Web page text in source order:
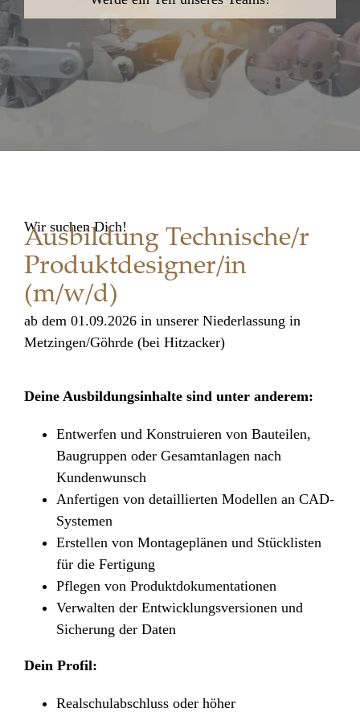
Wir suchen Dich!
Ausbildung Technische/r
Produktdesigner/in
(m/w/d)
ab dem 01.09.2026 in unserer Niederlassung in
Metzingen/Göhrde (bei Hitzacker)
Deine Ausbildungsinhalte sind unter anderem:
Entwerfen und Konstruieren von Bauteilen,
Baugruppen oder Gesamtanlagen nach
Kundenwunsch
Anfertigen von detaillierten Modellen an CAD-
Systemen
Erstellen von Montageplänen und Stücklisten
für die Fertigung
Pflegen von Produktdokumentationen
Verwalten der Entwicklungsversionen und
Sicherung der Daten
Dein Profil:
Realschulabschluss oder höher